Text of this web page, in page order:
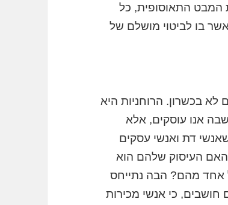
המבט התאוסופית, כל
בו לביטוי מושלם של
לא בכשרון. הרוחניות היא
אנו עוסקים, אלא
דת ואנשי עסקים
האם העיסוק שלהם הוא
אחד מהם? הבה נתייחס
כי אנשי מכירות